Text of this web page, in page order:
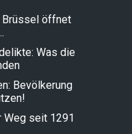
Brüssel öffnet
Was die
Bevölkerung
Weg seit 1291